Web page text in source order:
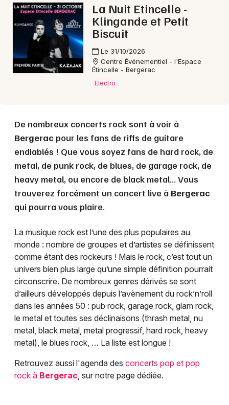
Mon email
Je m'abonne
La Nuit Etincelle -
Klingande et Petit
Biscuit
Le 31/10/2026
Centre Événementiel - l'Espace
Étincelle - Bergerac
Electro
De nombreux concerts rock sont à voir à
Bergerac pour les fans de riffs de guitare
endiablés ! Que vous soyez fans de hard rock, de
metal, de punk rock, de blues, de garage rock, de
heavy metal, ou encore de black metal... Vous
trouverez forcément un concert live à Bergerac
qui pourra vous plaire.
La musique rock est l’une des plus populaires au
monde : nombre de groupes et d’artistes se définissent
comme étant des rockeurs ! Mais le rock, c’est tout un
univers bien plus large qu’une simple définition pourrait
circonscrire. De nombreux genres dérivés se sont
d’ailleurs développés depuis l’avènement du rock’n’roll
dans les années 50 : pub rock, garage rock, glam rock,
le metal et toutes ses déclinaisons (thrash metal, nu
metal, black metal, metal progressif, hard rock, heavy
metal), le blues rock, … La liste est longue !
Retrouvez aussi l'agenda des concerts pop et pop
rock à Bergerac, sur notre page dédiée.